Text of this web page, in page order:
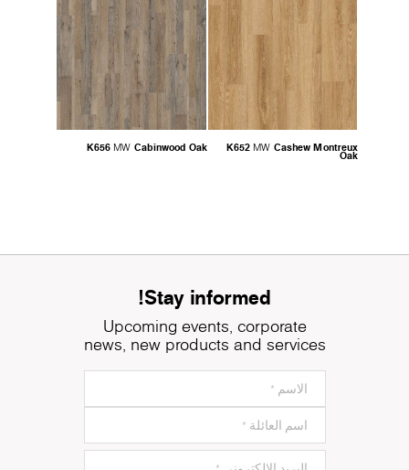
K652 MW Cashew Montreux
Oak
K656 MW Cabinwood Oak
Stay informed!
Upcoming events, corporate
news, new products and services